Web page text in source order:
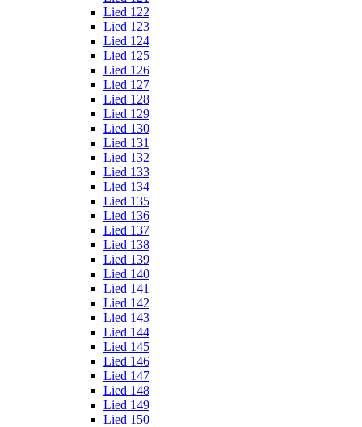
Lied 122
Lied 123
Lied 124
Lied 125
Lied 126
Lied 127
Lied 128
Lied 129
Lied 130
Lied 131
Lied 132
Lied 133
Lied 134
Lied 135
Lied 136
Lied 137
Lied 138
Lied 139
Lied 140
Lied 141
Lied 142
Lied 143
Lied 144
Lied 145
Lied 146
Lied 147
Lied 148
Lied 149
Lied 150